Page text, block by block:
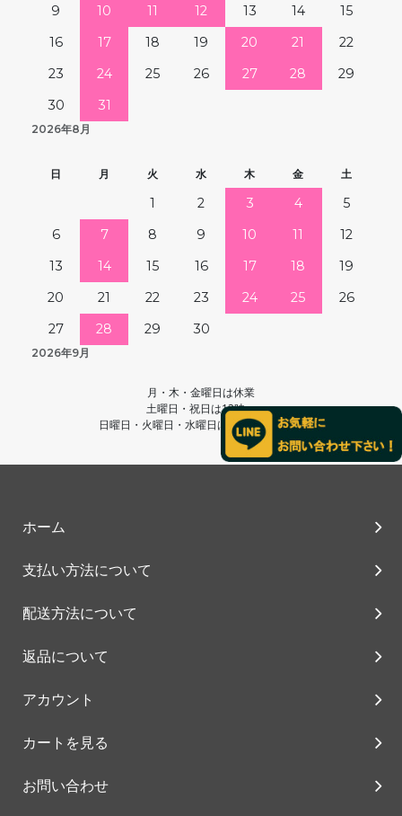
2026年8月
9
10 11 12 13 14
15
16
17 18 19 20 21
22
23
24 25 26 27 28
29
30
31
2026年9月
日 月 火 水 木 金 土
1 2 3 4
5
6
7 8 9 10 11
12
13
14 15 16 17 18
19
20
21 22 23 24 25
26
27
28 29 30
月・木・金曜日は休業
土曜日・祝日は13時～
日曜日・火曜日・水曜日は終日営業です。
ホーム
支払い方法について
配送方法について
返品について
アカウント
カートを見る
お問い合わせ